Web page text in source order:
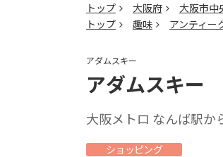
トップ 大阪府 大阪市中
トップ
趣味 アンティー
アダムスキー
アダムスキー
大阪メトロ なんば駅か
ショッピング